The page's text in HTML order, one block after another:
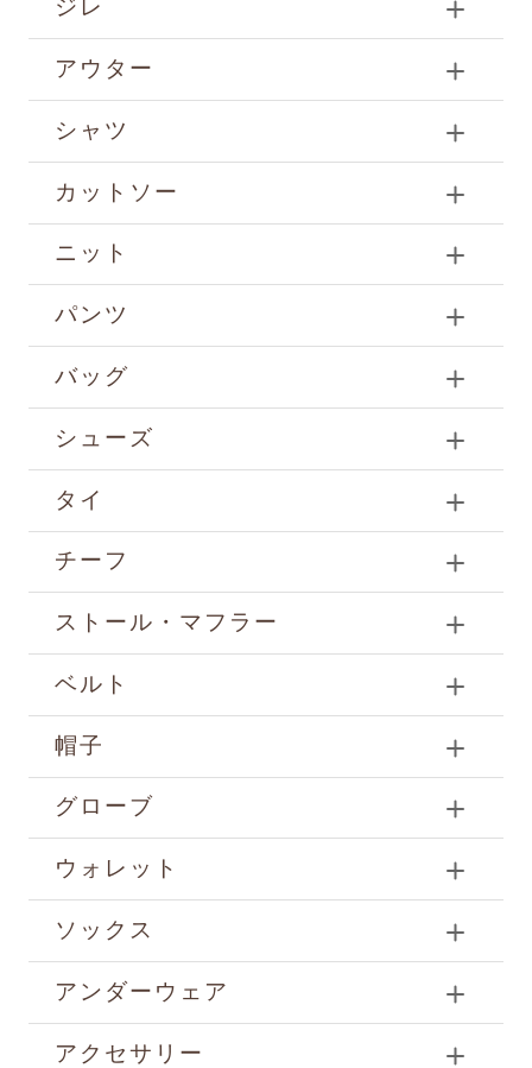
ジレ
アウター
シャツ
カットソー
ニット
パンツ
バッグ
シューズ
タイ
チーフ
ストール・マフラー
ベルト
帽子
グローブ
ウォレット
ソックス
アンダーウェア
アクセサリー